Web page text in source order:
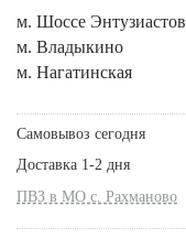
м. Шоссе Энтузиастов
м. Владыкино
м. Нагатинская
Самовывоз сегодня
Доставка 1-2 дня
ПВЗ в МО с. Рахманово